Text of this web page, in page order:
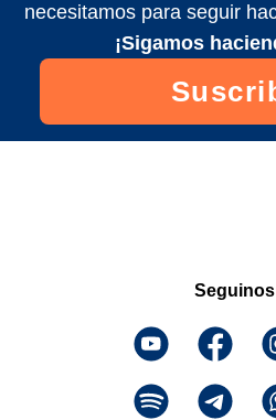
necesitamos para seguir
¡Sigamos